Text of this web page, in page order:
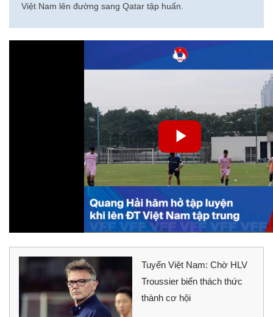
Việt Nam lên đường sang Qatar tập huấn.
Tuyển Việt Nam: Chờ HLV
Troussier biến thách thức
thành cơ hội